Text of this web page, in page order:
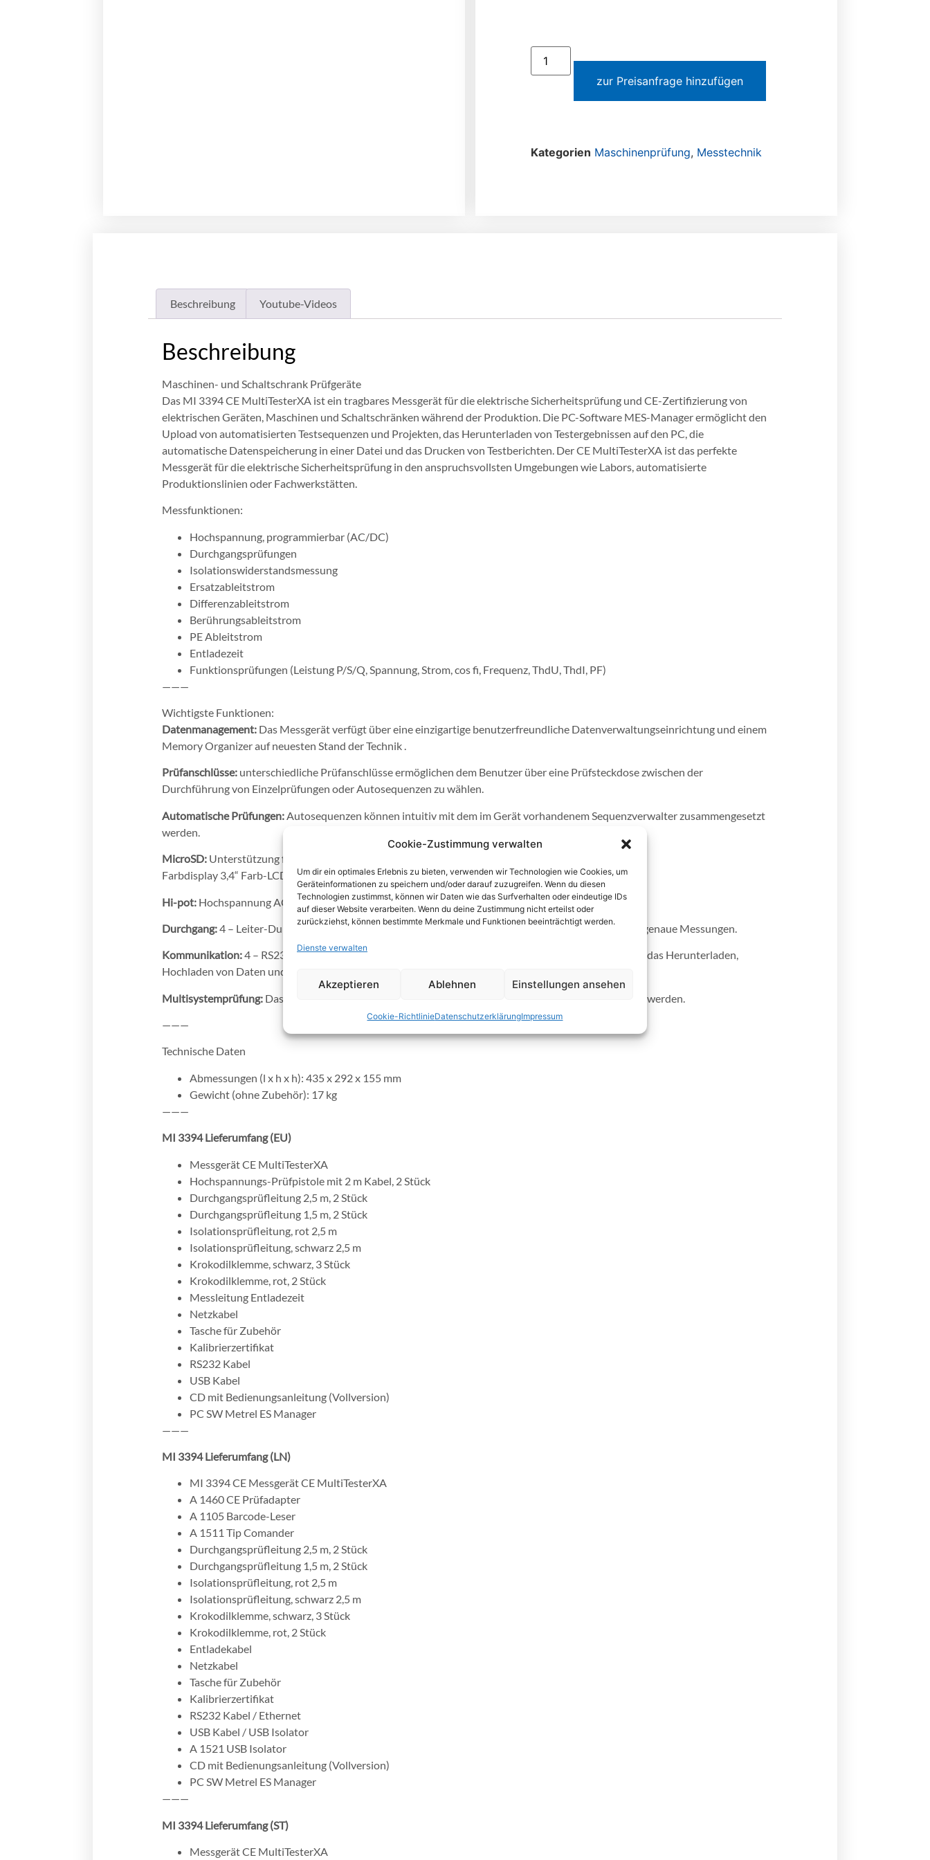
Cookie-Zustimmung verwalten
Um dir ein optimales Erlebnis zu bieten, verwenden wir Technologien wie Cookies, um
Geräteinformationen zu speichern und/oder darauf zuzugreifen. Wenn du diesen
Technologien zustimmst, können wir Daten wie das Surfverhalten oder eindeutige IDs
auf dieser Website verarbeiten. Wenn du deine Zustimmung nicht erteilst oder
zurückziehst, können bestimmte Merkmale und Funktionen beeinträchtigt werden.
Dienste verwalten
Akzeptieren Ablehnen Einstellungen ansehen
Cookie-RichtlinieDatenschutzerklärungImpressum
zur Preisanfrage hinzufügen
Kategorien Maschinenprüfung, Messtechnik
Beschreibung Youtube-Videos
Beschreibung
Maschinen- und Schaltschrank Prüfgeräte
Das MI 3394 CE MultiTesterXA ist ein tragbares Messgerät für die elektrische Sicherheitsprüfung und CE-Zertifizierung von
elektrischen Geräten, Maschinen und Schaltschränken während der Produktion. Die PC-Software MES-Manager ermöglicht den
Upload von automatisierten Testsequenzen und Projekten, das Herunterladen von Testergebnissen auf den PC, die
automatische Datenspeicherung in einer Datei und das Drucken von Testberichten. Der CE MultiTesterXA ist das perfekte
Messgerät für die elektrische Sicherheitsprüfung in den anspruchsvollsten Umgebungen wie Labors, automatisierte
Produktionslinien oder Fachwerkstätten.
Messfunktionen:
Hochspannung, programmierbar (AC/DC)
Durchgangsprüfungen
Isolationswiderstandsmessung
Ersatzableitstrom
Differenzableitstrom
Berührungsableitstrom
PE Ableitstrom
Entladezeit
Funktionsprüfungen (Leistung P/S/Q, Spannung, Strom, cos fi, Frequenz, ThdU, ThdI, PF)
———
Wichtigste Funktionen:
Datenmanagement: Das Messgerät verfügt über eine einzigartige benutzerfreundliche Datenverwaltungseinrichtung und einem
Memory Organizer auf neuesten Stand der Technik .
Prüfanschlüsse: unterschiedliche Prüfanschlüsse ermöglichen dem Benutzer über eine Prüfsteckdose zwischen der
Durchführung von Einzelprüfungen oder Autosequenzen zu wählen.
Automatische Prüfungen: Autosequenzen können intuitiv mit dem im Gerät vorhandenem Sequenzverwalter zusammengesetzt
werden.
MicroSD: Unterstützung für microSD-Speicherkarten (8-GB mit dem Gerät mitgeliefert) bis zu 32GB.
Farbdisplay 3,4“ Farb-LCD mit Touch Screen.
Hi-pot: Hochspannung AC (5.1 kV bei 500 VA) und DC (6 kV) Prüfung.
Durchgang:4 – Leiter-Durchgangsprüfung mit wählbaren Teststrom (0,2 A, 4 A, 10A, 25A), ermöglicht genaue Messungen.
Kommunikation:4 – RS232, USB, Ethernet und Bluetooth Kommunikationsschnittstellen ermöglichen das Herunterladen,
Hochladen von Daten und die Fernsteuerung des Messgeräts.
Multisystemprüfung: Das Messgerät kann an TT-, TN-, IT- und 115-V-Versorgungssystemen eingesetzt werden.
———
Technische Daten
Abmessungen (l x h x h): 435 x 292 x 155 mm
Gewicht (ohne Zubehör): 17 kg
———
MI 3394 Lieferumfang (EU)
Messgerät CE MultiTesterXA
Hochspannungs-Prüfpistole mit 2 m Kabel, 2 Stück
Durchgangsprüfleitung 2,5 m, 2 Stück
Durchgangsprüfleitung 1,5 m, 2 Stück
Isolationsprüfleitung, rot 2,5 m
Isolationsprüfleitung, schwarz 2,5 m
Krokodilklemme, schwarz, 3 Stück
Krokodilklemme, rot, 2 Stück
Messleitung Entladezeit
Netzkabel
Tasche für Zubehör
Kalibrierzertifikat
RS232 Kabel
USB Kabel
CD mit Bedienungsanleitung (Vollversion)
PC SW Metrel ES Manager
———
MI 3394 Lieferumfang (LN)
MI 3394 CE Messgerät CE MultiTesterXA
A 1460 CE Prüfadapter
A 1105 Barcode-Leser
A 1511 Tip Comander
Durchgangsprüfleitung 2,5 m, 2 Stück
Durchgangsprüfleitung 1,5 m, 2 Stück
Isolationsprüfleitung, rot 2,5 m
Isolationsprüfleitung, schwarz 2,5 m
Krokodilklemme, schwarz, 3 Stück
Krokodilklemme, rot, 2 Stück
Entladekabel
Netzkabel
Tasche für Zubehör
Kalibrierzertifikat
RS232 Kabel / Ethernet
USB Kabel / USB Isolator
A 1521 USB Isolator
CD mit Bedienungsanleitung (Vollversion)
PC SW Metrel ES Manager
———
MI 3394 Lieferumfang (ST)
Messgerät CE MultiTesterXA